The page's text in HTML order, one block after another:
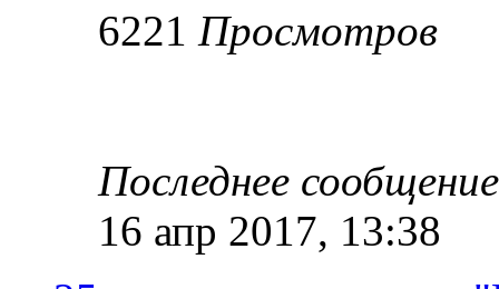
6221 Просмотров
Последнее
16 апр 2017, 13:38